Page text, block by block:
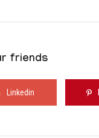
friends
Linkedin